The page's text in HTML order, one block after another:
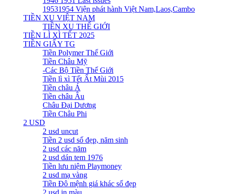
19531954 Viện phát hành Việt Nam,Laos,Cambo
TIỀN XU VIỆT NAM
TIỀN XU THẾ GIỚI
TIỀN LÌ XÌ TẾT 2025
TIỀN GIẤY TG
Tiền Polymer Thế Giới
Tiền Châu Mỹ
-Các Bộ Tiền Thế Giới
Tiền lì xì Tết Ất Mùi 2015
Tiền châu Á
Tiền châu Âu
Châu Đại Dương
Tiền Châu Phi
2 USD
2 usd uncut
Tiền 2 usd số đẹp, năm sinh
2 usd các năm
2 usd dán tem 1976
Tiền lưu niệm Playmoney
2 usd mạ vàng
Tiền Đô mệnh giá khác số đẹp
2 usd in màu